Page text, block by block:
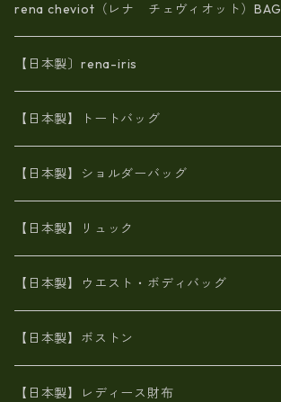
rena cheviot（レナ チェヴィオット）BAG
【日本製〕rena-iris
エナメル（パテント）レザー
牛革製品トート・ショルダー
牛革製品リュック
【日本製】トートバッグ
火山灰染めバッグ
8号帆布
豊岡製
ヌメ革バッグ
Ａ3サイズ
オイルレザー
エナメル
がま口
リネン
【日本製】ショルダーバッグ
漂流ロープバッグ
6号蝋引き帆布
火山灰染めバッグ
8号帆布
財布ポシェット
牛革
オイルレザー
【日本製】リュック
帆布
豊岡
豊岡製
牛革
日本製
【日本製】ウエスト・ボディバッグ
帆布
【日本製】ボストン
【日本製】レディース財布